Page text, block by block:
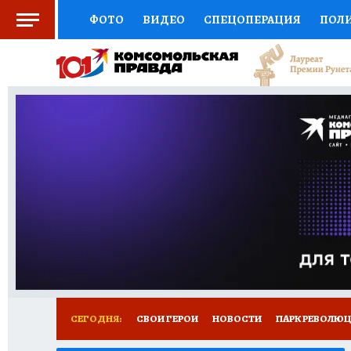
ФОТО ВИДЕО СПЕЦОПЕРАЦИЯ
СОЦПОДДЕРЖКА НАУКА СПОРТ
ВЫБОР ЭКСПЕРТОВ ДОКТОР
ПРОГНОЗЫ НА СПОРТ
СЕГОДНЯ: СВОИ ГЕРОИ НОВОСТИ ПАРК